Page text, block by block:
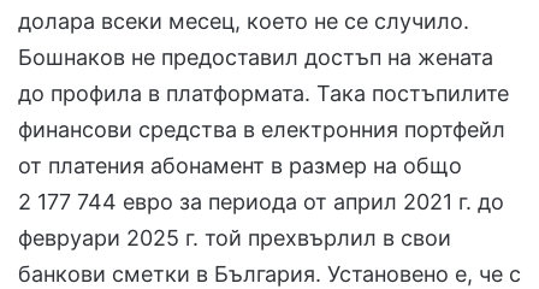
долара всеки месец, което не се случило.
Бошнаков не предоставил достъп на жената
до профила в платформата. Така постъпилите
финансови средства в електронния портфейл
от платения абонамент в размер на общо
2 177 744 евро за периода от април 2021 г. до
февруари 2025 г. той прехвърлил в свои
банкови сметки в България. Установено е, че с